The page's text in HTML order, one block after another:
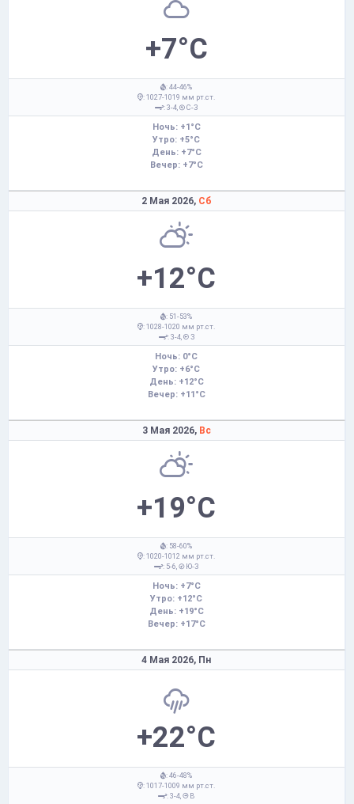
+7°C
: 44-46%
: 1027-1019 мм рт.ст.
: 3-4,
С-З
Ночь: +1°C
Утро: +5°C
День: +7°C
Вечер: +7°C
2 Мая 2026, Сб
+12°C
: 51-53%
: 1028-1020 мм рт.ст.
: 3-4,
З
Ночь: 0°C
Утро: +6°C
День: +12°C
Вечер: +11°C
3 Мая 2026, Вс
+19°C
: 58-60%
: 1020-1012 мм рт.ст.
: 5-6,
Ю-З
Ночь: +7°C
Утро: +12°C
День: +19°C
Вечер: +17°C
4 Мая 2026, Пн
+22°C
: 46-48%
: 1017-1009 мм рт.ст.
: 3-4,
В